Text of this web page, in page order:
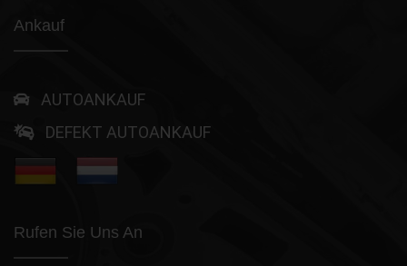
Ankauf
AUTOANKAUF
DEFEKT AUTOANKAUF
Rufen Sie Uns An